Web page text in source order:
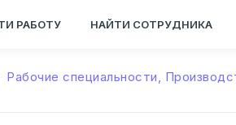
РАБОТУ НАЙТИ СОТРУДНИКА
Рабочие специальности,